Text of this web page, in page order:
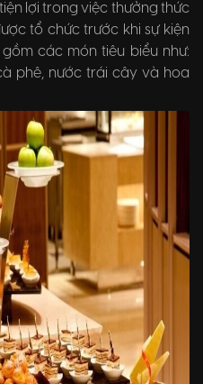
lợi trong việc thưởng thức
tổ chức trước khi sự kiện
các món tiêu biểu như:
phê, nước trái cây và hoa